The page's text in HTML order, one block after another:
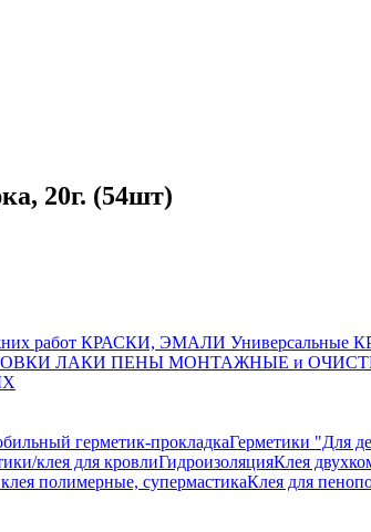
20г. (54шт)
работ КРАСКИ, ЭМАЛИ Универсальные
ЛАКИ ПЕНЫ МОНТАЖНЫЕ и
герметик-прокладкаГерметики "Для
клея для кровлиГидроизоляцияКлея
полимерные, супермастикаКлея для